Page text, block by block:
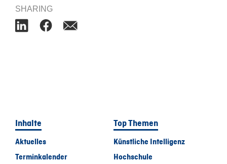
SHARING
Inhalte
Aktuelles
Terminkalender
Top Themen
Künstliche Intelligenz
Hochschule